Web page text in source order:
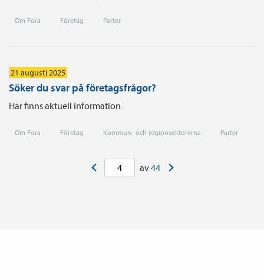
Om Fora Företag Parter
21 augusti 2025
Söker du svar på företagsfrågor?
Här finns aktuell information.
Om Fora Företag Kommun- och regionsektorerna Parter
av44